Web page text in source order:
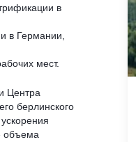
в
в Германии,
мест.
Центра
берлинского
объема